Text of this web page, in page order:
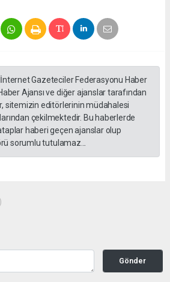
Gazeteciler Federasyonu Haber
Ajansı ve diğer ajanslar tarafından
sitemizin editörlerinin müdahalesi
çekilmektedir. Bu haberlerde
haberi geçen ajanslar olup
sorumlu tutulamaz...
Gönder